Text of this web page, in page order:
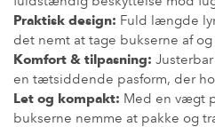
Praktisk design: Fuld længde
det nemt at tage bukserne af
Komfort & tilpasning:
en tætsiddende pasform, der
Let og kompakt: Med en vægt
bukserne nemme at pakke og